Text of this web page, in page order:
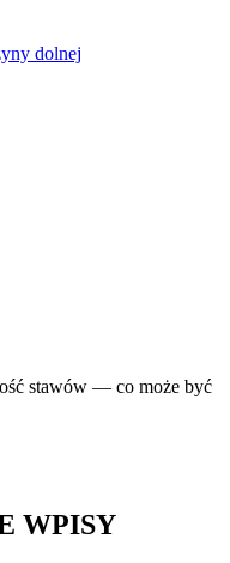
dolnej
stawów — co może być
WPISY